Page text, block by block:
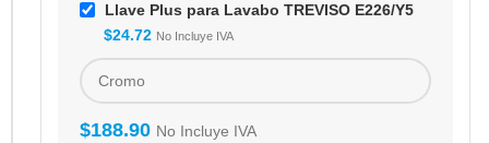
Llave Plus para Lavabo TREVISO E226/Y5
$24.72 No Incluye IVA
$188.90 No Incluye IVA